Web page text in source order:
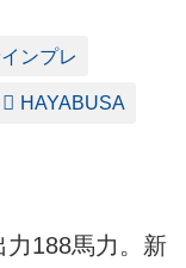
ンプレ
HAYABUSA
力188馬力。新